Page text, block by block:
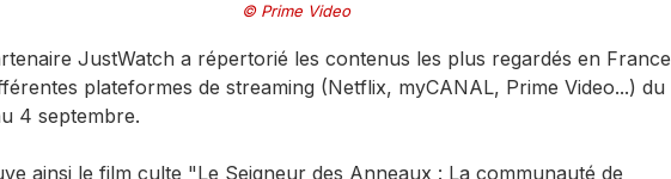
© Prime Video
JustWatch a répertorié les contenus les plus regardés en France
plateformes de streaming (Netflix, myCANAL, Prime Video...) du
4 septembre.
ainsi le film culte "Le Seigneur des Anneaux : La communauté de